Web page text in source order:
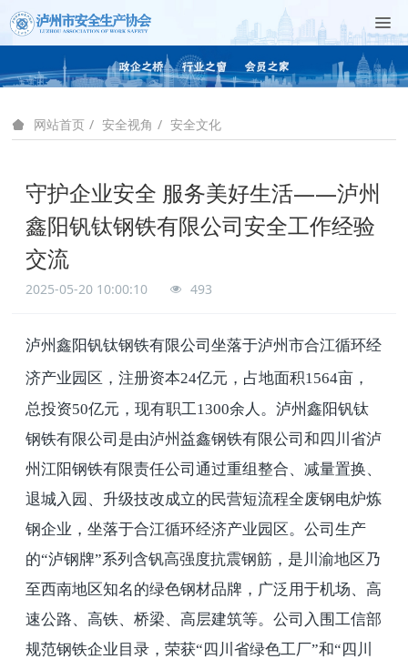
网站首页 安全视角 安全文化
守护企业安全 服务美好生活——泸州
鑫阳钒钛钢铁有限公司安全工作经验
交流
2025-05-20 10:00:10 493
泸州鑫阳钒钛钢铁有限公司坐落于泸州市合江循环经
济产业园区，注册资本24亿元，占地面积1564亩，
总投资50亿元，现有职工1300余人。泸州鑫阳钒钛
钢铁有限公司是由泸州益鑫钢铁有限公司和四川省泸
州江阳钢铁有限责任公司通过重组整合、减量置换、
退城入园、升级技改成立的民营短流程全废钢电炉炼
钢企业，坐落于合江循环经济产业园区。公司生产
的“泸钢牌”系列含钒高强度抗震钢筋，是川渝地区乃
至西南地区知名的绿色钢材品牌，广泛用于机场、高
速公路、高铁、桥梁、高层建筑等。公司入围工信部
规范钢铁企业目录，荣获“四川省绿色工厂”和“四川